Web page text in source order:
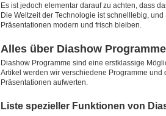
Es ist jedoch elementar darauf zu achten, dass
Die Weltzeit der Technologie ist schnelllebig,
Präsentationen modern und frisch bleiben.
Alles über Diashow
Diashow Programme sind eine erstklassige
Artikel werden wir verschiedene Programme
Präsentationen aufwerten.
Liste spezieller Funktionen von